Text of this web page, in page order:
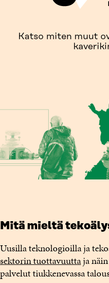
Katso miten muut
Mitä mieltä
Uusilla teknologioilla ja
sektorin tuottavuuttaja
palvelut tiukkenevassa